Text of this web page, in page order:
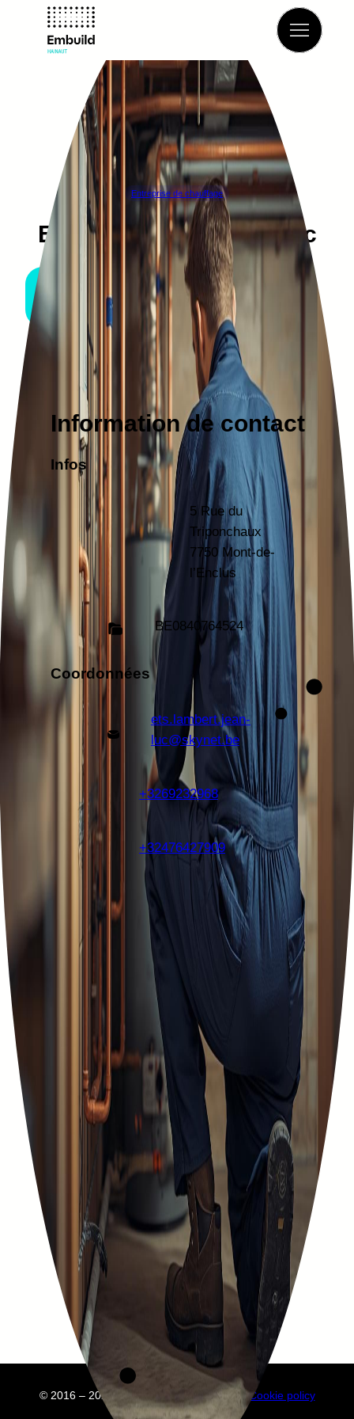
Retour à l’annuaire
Entreprise de chauffage
ETS LAMBERT Jean-Luc
MONT-DE-L’ENCLUS
Information de contact
Infos
5 Rue du
Triponchaux
7750 Mont-de-
l’Enclus
BE0840764524
Coordonnées
ets.lambert.jean-
luc@skynet.be
+3269232968
+32476427909
© 2016 – 2025 Embuild À propos de nous Cookie policy